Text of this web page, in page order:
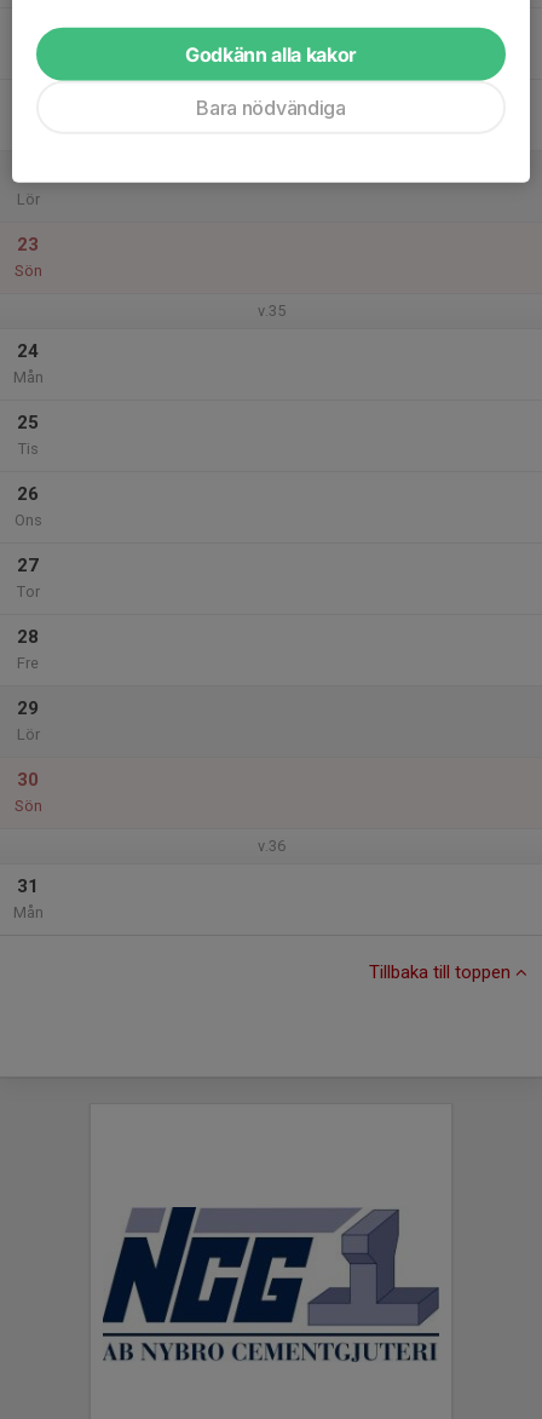
Tor
Lör
23
Sön
v.35
24
Mån
25
Tis
26
Ons
27
Tor
28
Fre
29
Lör
30
Sön
v.36
31
Mån
Tillbaka till toppen
Godkänn alla kakor
Bara nödvändiga